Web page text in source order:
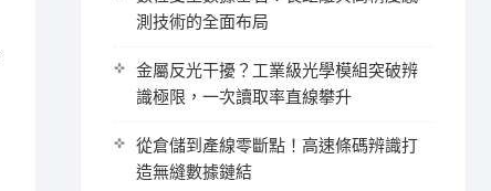
測技術的全面布局
金屬反光干擾？工業級光學模組突破辨
識極限，一次讀取率直線攀升
從倉儲到產線零斷點！高速條碼辨識打
造無縫數據鏈結